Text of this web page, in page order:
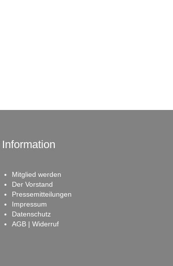
Information
Mitglied werden
Der Vorstand
Pressemitteilungen
Impressum
Datenschutz
AGB | Widerruf